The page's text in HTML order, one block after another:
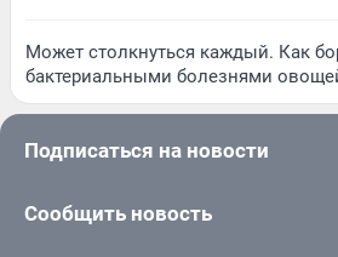
Может столкнуться каждый. Как
бактериальными болезнями
Подписаться на новости
Сообщить новость